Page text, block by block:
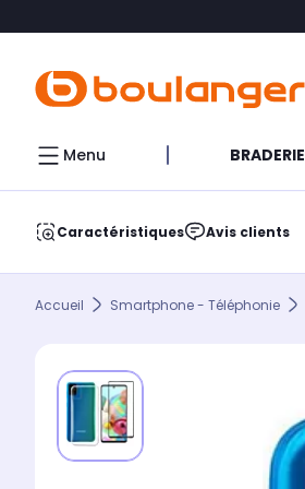
Menu BRADERIE
Caractéristiques Avis clients
Accueil Smartphone - Téléphonie